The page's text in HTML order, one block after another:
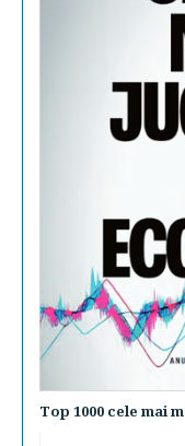
Top 1000 cele mai